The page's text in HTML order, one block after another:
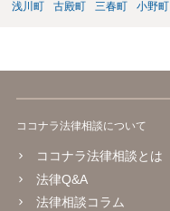
浅川町
古殿町 三春町 小野町
ココナラ法律相談について
ココナラ法律相談とは
法律Q&A
法律相談コラム